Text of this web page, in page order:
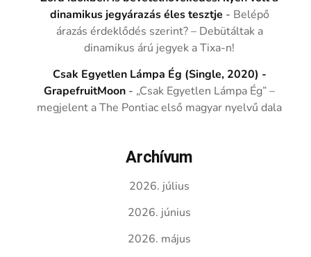
dinamikus jegyárazás éles tesztje - Belépő
árazás érdeklődés szerint? – Debütáltak a
dinamikus árú jegyek a Tixa-n!
Csak Egyetlen Lámpa Ég (Single, 2020) -
GrapefruitMoon - „Csak Egyetlen Lámpa Ég” –
megjelent a The Pontiac első magyar nyelvű dala
Archívum
2026. július
2026. június
2026. május